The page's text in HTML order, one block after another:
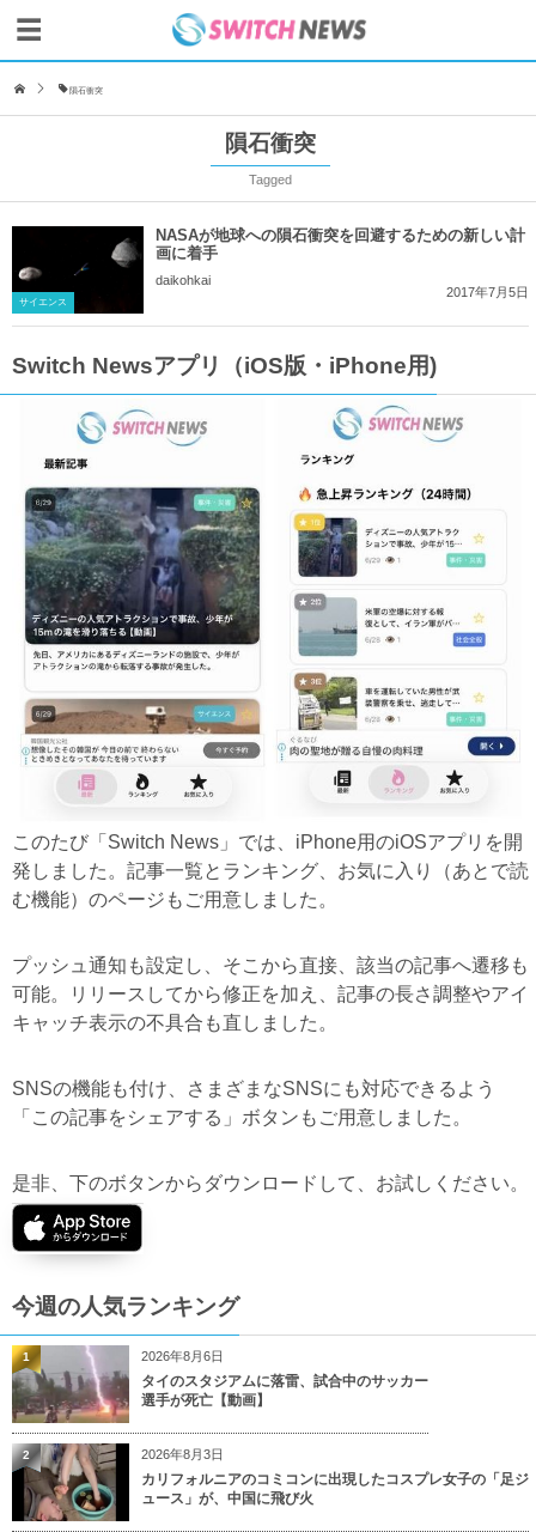
隕石衝突
隕石衝突
Tagged
サイエンス
NASAが地球への隕石衝突を回避するための新しい計
画に着手
daikohkai
2017年7月5日
Switch Newsアプリ（iOS版・iPhone用)
このたび「Switch News」では、iPhone用のiOSアプリを開
発しました。記事一覧とランキング、お気に入り（あとで読
む機能）のページもご用意しました。
プッシュ通知も設定し、そこから直接、該当の記事へ遷移も
可能。リリースしてから修正を加え、記事の長さ調整やアイ
キャッチ表示の不具合も直しました。
SNSの機能も付け、さまざまなSNSにも対応できるよう
「この記事をシェアする」ボタンもご用意しました。
是非、下のボタンからダウンロードして、お試しください。
今週の人気ランキング
2026年8月6日
タイのスタジアムに落雷、試合中のサッカー
選手が死亡【動画】
1
2026年8月3日
カリフォルニアのコミコンに出現したコスプレ女子の「足ジ
ュース」が、中国に飛び火
2